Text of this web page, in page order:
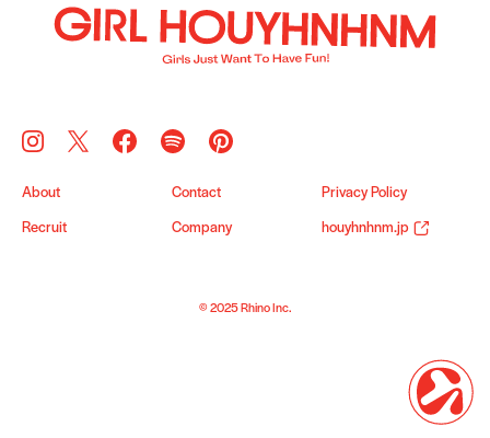
About Contact Privacy Policy
Recruit Company houyhnhnm.jp
© 2025 Rhino Inc.